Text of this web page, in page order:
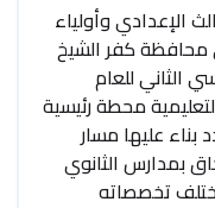
الإعدادي وأولياء
محافظة كفر الشيخ
الثاني للعام
محطة رئيسية
عليها مسار
بمدارس الثانوي
تخصصاته